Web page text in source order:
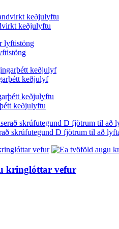
keðjulyftu
keðjulyf
keðjulyftu
skrúfutegund D fjötrum til að
kringlóttar vefur